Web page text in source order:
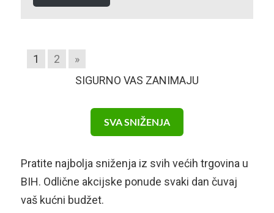
1 2
»
SIGURNO VAS ZANIMAJU
SVA SNIŽENJA
Pratite najbolja sniženja iz svih većih trgovina u
BIH. Odlične akcijske ponude svaki dan čuvaj
vaš kućni budžet.